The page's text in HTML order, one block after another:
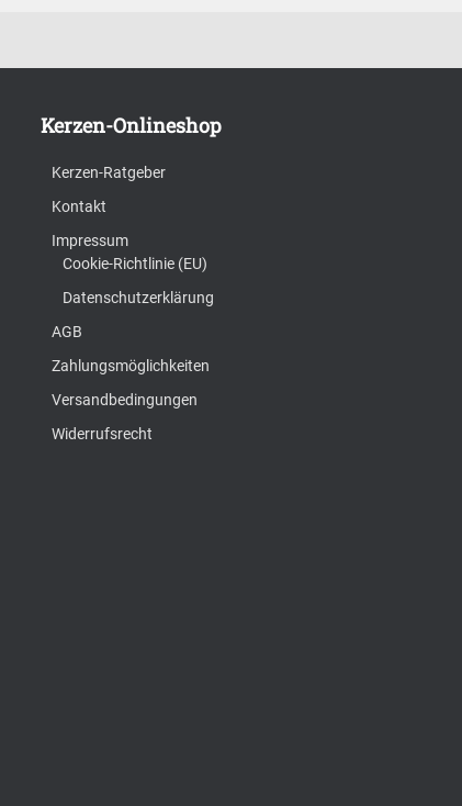
Kerzen-Onlineshop
Kerzen-Ratgeber
Kontakt
Impressum
Cookie-Richtlinie (EU)
Datenschutzerklärung
AGB
Zahlungsmöglichkeiten
Versandbedingungen
Widerrufsrecht